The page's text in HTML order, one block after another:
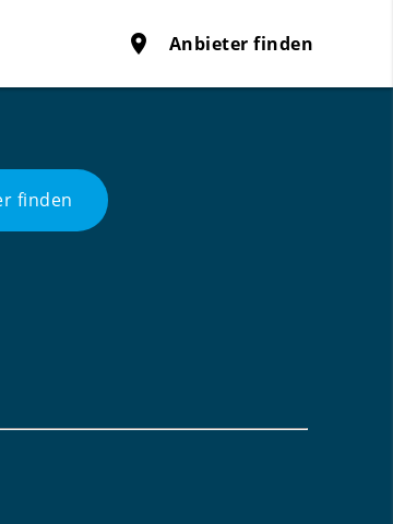
place Anbieter finden
finden